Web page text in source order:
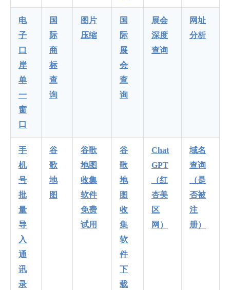
电
子
口
岸
单
一
窗
口
国
际
商
标
查
询
图片
压缩
国
际
展
会
查
询
展会
深度
查询
网址
分析
手
机
号
批
量
导
入
通
讯
录
谷
歌
地
图
谷歌
地图
收集
软件
免费
试用
谷
歌
地
图
收
集
软
件
下
载
Chat
GPT
（红
杏美
区
网）
域名
查询
（是
否被
注
册）